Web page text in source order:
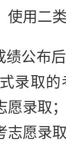
使用二
公布后
录取
愿录取
志愿录